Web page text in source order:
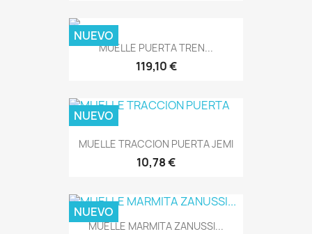
MUELLE PUERTA TREN...
119,10 €
NUEVO
MUELLE TRACCION PUERTA JEMI
10,78 €
NUEVO
MUELLE MARMITA ZANUSSI...
NUEVO